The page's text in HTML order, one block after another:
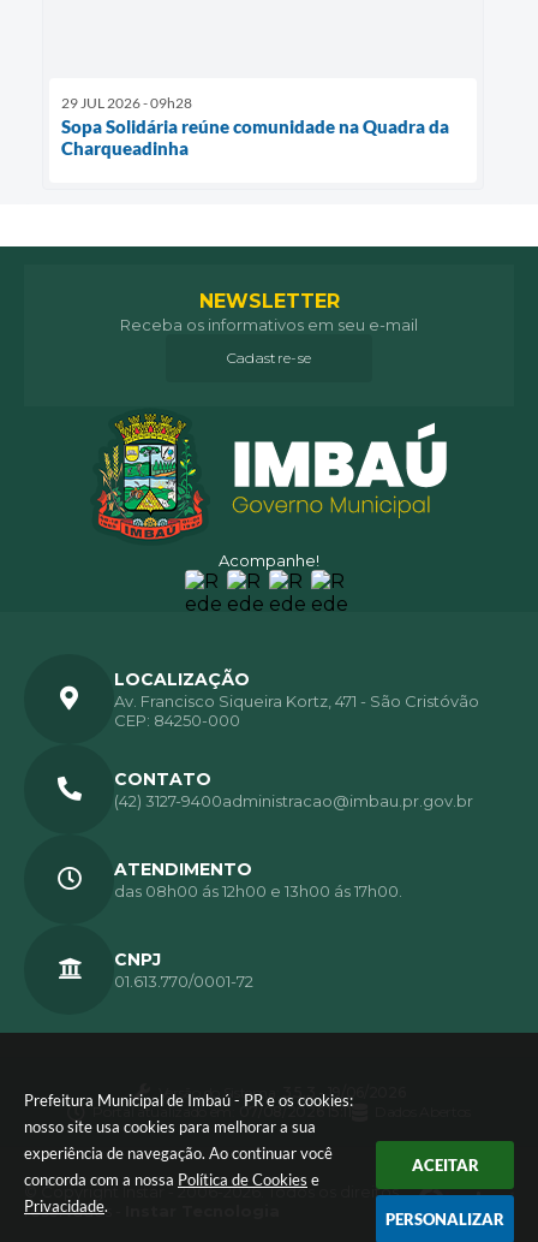
Prefeitura Municipal de Imbaú - PR e os cookies:
nosso site usa cookies para melhorar a sua
experiência de navegação. Ao continuar você
concorda com a nossa Política de Cookies e
Privacidade.
ACEITAR
PERSONALIZAR
29 JUL 2026 - 09h28
Sopa Solidária reúne comunidade na Quadra da
Charqueadinha
Acompanhe!
NEWSLETTER
Receba os informativos em seu e-mail
Cadastre-se
LOCALIZAÇÃO
Av. Francisco Siqueira Kortz, 471 - São Cristóvão
CEP: 84250-000
CONTATO
(42) 3127-9400administracao@imbau.pr.gov.br
ATENDIMENTO
das 08h00 ás 12h00 e 13h00 ás 17h00.
CNPJ
01.613.770/0001-72
Versão do Sistema:
3.5.3 - 19/06/2026
Portal atualizado em:
07/08/2026 15:11
© Copyright Instar - 2006-2026. Todos os direitos
reservados -